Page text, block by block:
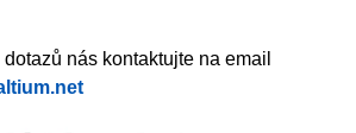
nás kontaktujte na email